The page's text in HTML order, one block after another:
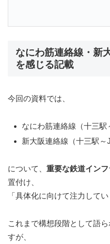
なにわ筋連絡線・新
を感じる記載
今回の資料では、
なにわ筋連絡線（十三駅
新大阪連絡線（十三駅～
について、 重要な鉄道イン
置付け、
「具体化に向けて注力して
これまで構想段階として語
すが、